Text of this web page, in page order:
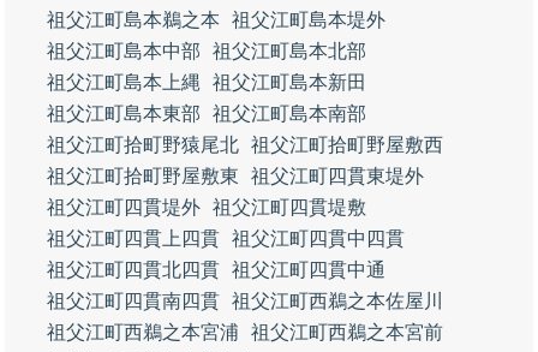
祖父江町島本鵜之本
祖父江町島本堤外
祖父江町島本中部
祖父江町島本北部
祖父江町島本上縄
祖父江町島本新田
祖父江町島本東部
祖父江町島本南部
祖父江町拾町野猿尾北 祖父江町拾町野屋敷西
祖父江町拾町野屋敷東
祖父江町四貫東堤外
祖父江町四貫堤外 祖父江町四貫堤敷
祖父江町四貫上四貫 祖父江町四貫中四貫
祖父江町四貫北四貫 祖父江町四貫中通
祖父江町四貫南四貫 祖父江町西鵜之本佐屋川
祖父江町西鵜之本宮浦
祖父江町西鵜之本宮前